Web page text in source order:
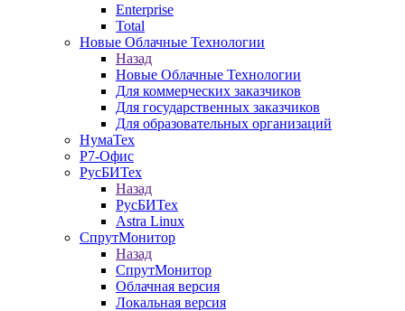
Enterprise
Total
Новые Облачные Технологии
Назад
Новые Облачные Технологии
Для коммерческих заказчиков
Для государственных заказчиков
Для образовательных организаций
НумаТех
Р7-Офис
РусБИТех
Назад
РусБИТех
Astra Linux
СпрутМонитор
Назад
СпрутМонитор
Облачная версия
Локальная версия